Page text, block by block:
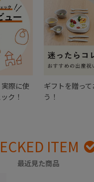
際に使
ク！
ギフトを贈って
う！
ITEM
最近見た商品